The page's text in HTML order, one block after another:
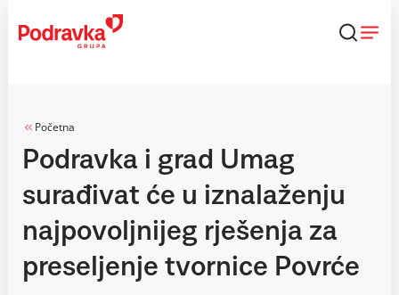
content
Početna
Podravka i grad Umag
surađivat će u iznalaženju
najpovoljnijeg rješenja za
preseljenje tvornice Povrće